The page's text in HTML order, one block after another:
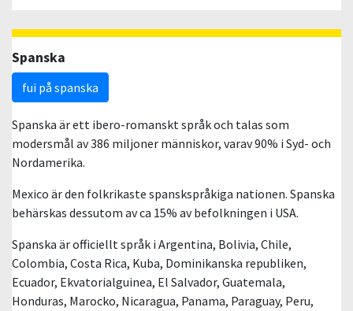
Spanska
fui på spanska
Spanska är ett ibero-romanskt språk och talas som
modersmål av 386 miljoner människor, varav 90% i Syd- och
Nordamerika.
Mexico är den folkrikaste spanskspråkiga nationen. Spanska
behärskas dessutom av ca 15% av befolkningen i USA.
Spanska är officiellt språk i Argentina, Bolivia, Chile,
Colombia, Costa Rica, Kuba, Dominikanska republiken,
Ecuador, Ekvatorialguinea, El Salvador, Guatemala,
Honduras, Marocko, Nicaragua, Panama, Paraguay, Peru,